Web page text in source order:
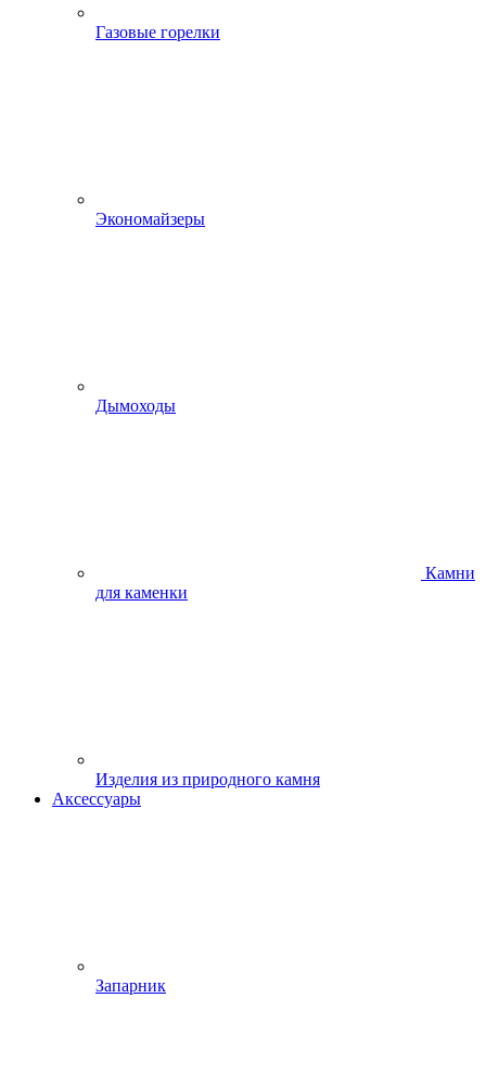
Газовые горелки
Экономайзеры
Дымоходы
Камни
для каменки
Изделия из природного камня
Аксессуары
Запарник